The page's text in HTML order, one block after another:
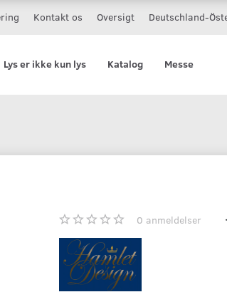
Kontakt os Oversigt Deutschland-
Lys er ikke kun lys Katalog Messe
0 anmeldelser